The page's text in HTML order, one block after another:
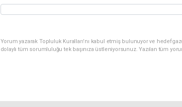
Yorum yazarak Topluluk Kuralları’nı kabul etmiş bulunuyor ve
dolaylı tüm sorumluluğu tek başınıza üstleniyorsunuz. Yazılan tüm